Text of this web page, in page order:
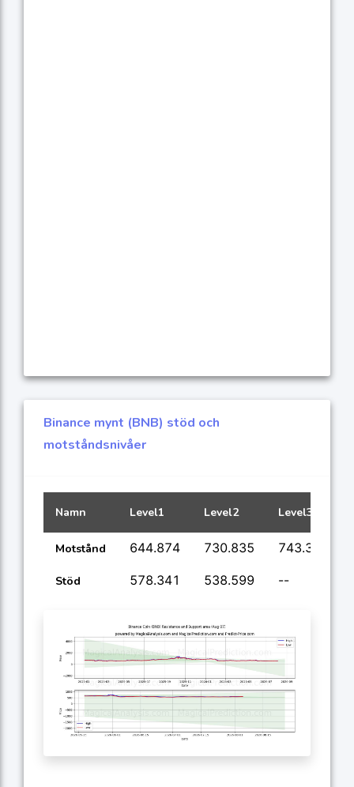
Binance mynt (BNB) stöd och
motståndsnivåer
Namn Level1 Level2 Level3
Motstånd 644.874 730.835 743.358
Stöd 578.341 538.599 --